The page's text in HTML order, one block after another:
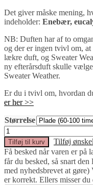
Det giver måske mening,
indeholder: Enebær,
NB: Duften har af to
og der er ingen tvivl om,
lækre duft, og Sweater
ny efterårsduft skulle
Sweater Weather.
Er du i tvivl om, hvordan
er her >>
Størrelse
Sweater
Weather
antal
Tilføj til kurv Tilføj
Få besked når varen er på
får du besked, så snart den
med nyhedsbrevet at
er korrekt. Ellers misser du